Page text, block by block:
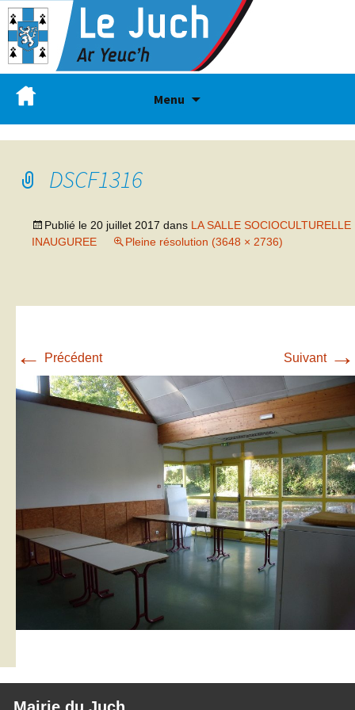
Menu
DSCF1316
Publié le 20 juillet 2017 dans LA SALLE SOCIOCULTURELLE
INAUGUREE
Pleine résolution (3648 × 2736)
← Précédent Suivant →